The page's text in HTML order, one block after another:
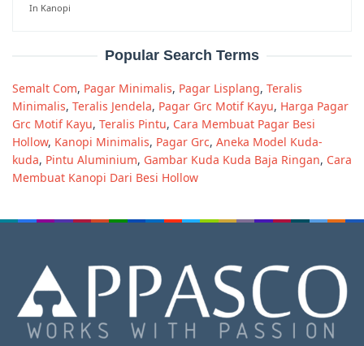
In Kanopi
Popular Search Terms
Semalt Com, Pagar Minimalis, Pagar Lisplang, Teralis
Minimalis, Teralis Jendela, Pagar Grc Motif Kayu, Harga Pagar
Grc Motif Kayu, Teralis Pintu, Cara Membuat Pagar Besi
Hollow, Kanopi Minimalis, Pagar Grc, Aneka Model Kuda-
kuda, Pintu Aluminium, Gambar Kuda Kuda Baja Ringan, Cara
Membuat Kanopi Dari Besi Hollow